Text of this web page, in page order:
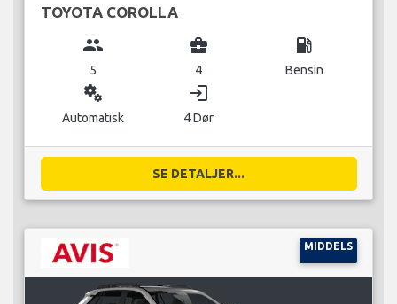
TOYOTA COROLLA
group
5
business_center
4
local_gas_station
Bensin
miscellaneous_services
Automatisk
login
4 Dør
SE DETALJER...
MIDDELS